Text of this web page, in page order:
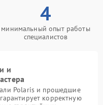
4
минимальный опыт работы
специалистов
и
Polaris и прошедшие
корректную